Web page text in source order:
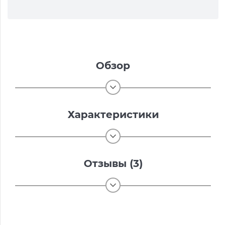
Обзор
Характеристики
Отзывы (3)